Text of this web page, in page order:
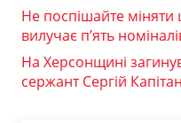
Не поспішайте
вилучає п’ять
На Херсонщині
сержант Сергій